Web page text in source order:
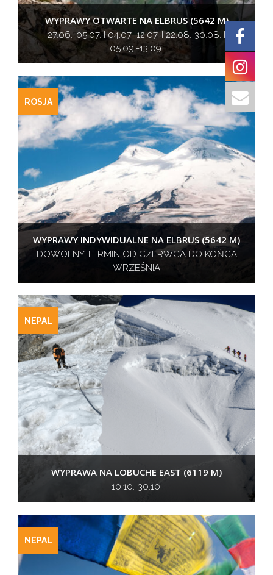
WYPRAWY OTWARTE NA ELBRUS (5642 M)
27.06.-05.07. I 04.07.-12.07. I 22.08.-30.08. I
05.09.-13.09.
WYPRAWY INDYWIDUALNE NA ELBRUS (5642 M)
DOWOLNY TERMIN OD CZERWCA DO KOŃCA
WRZEŚNIA
ROSJA
WYPRAWA NA LOBUCHE EAST (6119 M)
10.10.-30.10.
NEPAL
NEPAL